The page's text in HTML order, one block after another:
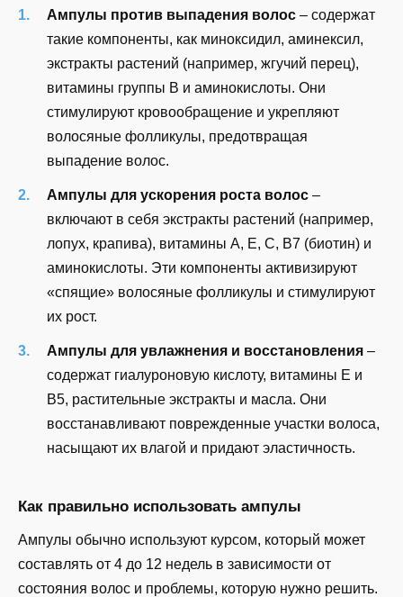
Ампулы против выпадения волос – содержат
такие компоненты, как миноксидил, аминексил,
экстракты растений (например, жгучий перец),
витамины группы B и аминокислоты. Они
стимулируют кровообращение и укрепляют
волосяные фолликулы, предотвращая
выпадение волос.
Ампулы для ускорения роста волос –
включают в себя экстракты растений (например,
лопух, крапива), витамины A, E, C, B7 (биотин) и
аминокислоты. Эти компоненты активизируют
«спящие» волосяные фолликулы и стимулируют
их рост.
Ампулы для увлажнения и восстановления –
содержат гиалуроновую кислоту, витамины E и
B5, растительные экстракты и масла. Они
восстанавливают поврежденные участки волоса,
насыщают их влагой и придают эластичность.
Как правильно использовать ампулы
Ампулы обычно используют курсом, который может
составлять от 4 до 12 недель в зависимости от
состояния волос и проблемы, которую нужно решить.